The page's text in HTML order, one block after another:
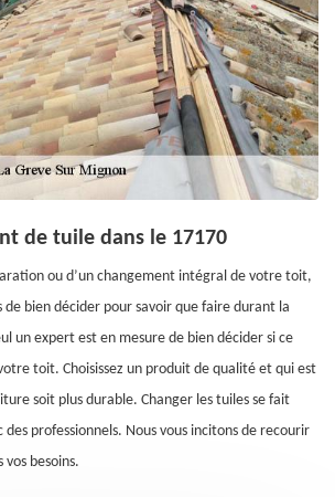
de tuile dans le 17170
ou d’un changement intégral de votre toit,
bien décider pour savoir que faire durant la
un expert est en mesure de bien décider si ce
toit. Choisissez un produit de qualité et qui est
soit plus durable. Changer les tuiles se fait
professionnels. Nous vous incitons de recourir
vos besoins.